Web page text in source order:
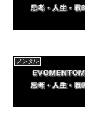
メンタル